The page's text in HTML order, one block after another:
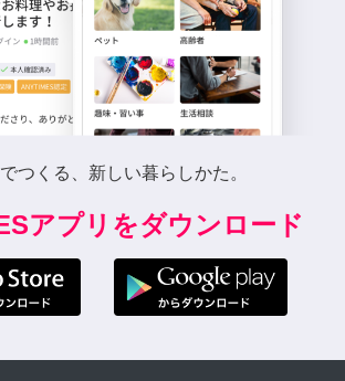
つくる、新しい暮らしかた。
アプリをダウンロード